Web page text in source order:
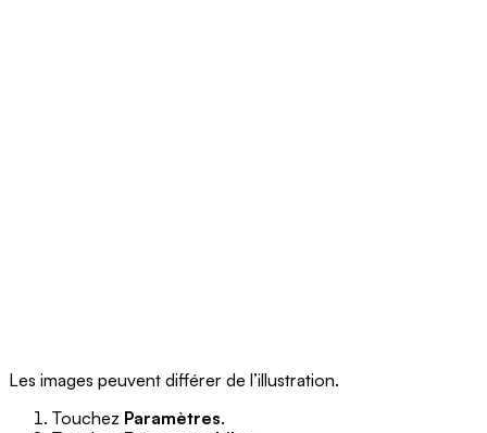
Les images peuvent différer de l’illustration.
Touchez Paramètres.